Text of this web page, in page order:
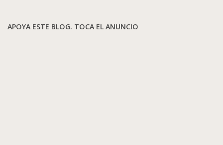
APOYA ESTE BLOG. TOCA EL ANUNCIO